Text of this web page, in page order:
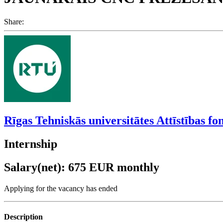
Share:
Rīgas Tehniskās universitātes Attīstības
Internship
Salary(net): 675 EUR monthly
Applying for the vacancy has ended
Description